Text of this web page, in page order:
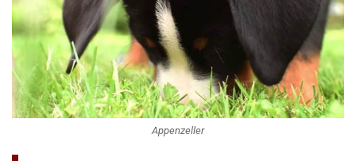
Appenzeller